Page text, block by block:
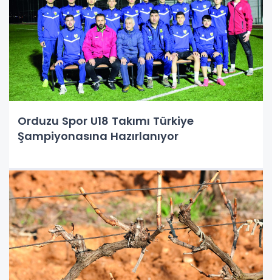
Orduzu Spor U18 Takımı Türkiye
Şampiyonasına Hazırlanıyor